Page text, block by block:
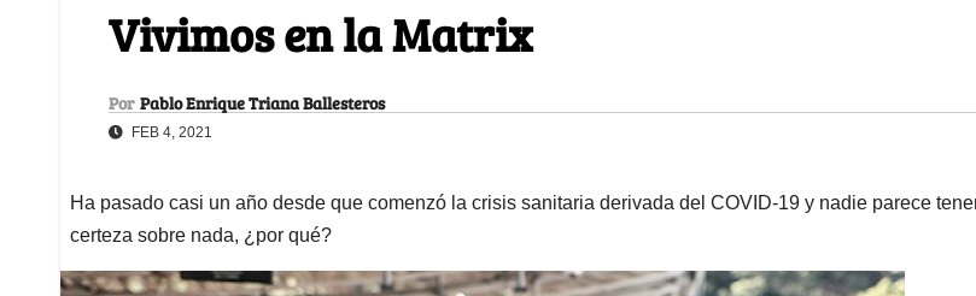
Vivimos en la Matrix
Por Pablo Enrique Triana Ballesteros
FEB 4, 2021
Ha pasado casi un año desde que comenzó la crisis sanitaria derivada del COVID-19 y nadie parece
certeza sobre nada, ¿por qué?